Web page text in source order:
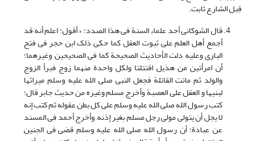
قِبل الشارع ثابت.
قال الشوکانی أحد علماء السنة فی هذا الصدد: « أقول: اعلم أنه قد
أجمع أهل العلم على ثبوت العقل کما حکى ذلک ابن حجر فی فتح
الباری وعلیه دلت الأحادیث الصحیحة کما فی الصحیحین وغیرهما:
أن امرأتین من هذیل اقتتلتا ولکل واحدة منهما زوج فبرأ الزوج
والولد ثم ماتت القاتلة فجعل النبی صلى الله علیه وسلم میراثها
لبنیها و العقل على العصبة, وأخرج مسلم وغیره من حدیث جابر قال:
کتب رسول الله صلى الله علیه وسلم على کل بطن عقوله ثم کتب إنه
لا یجل أن یتولى مولى رجل مسلم بغیر إذنه, وأخرج أحمد فی المسند
عن عبادة: أن رسول الله صلى الله علیه وسلم قضى فی الجنین